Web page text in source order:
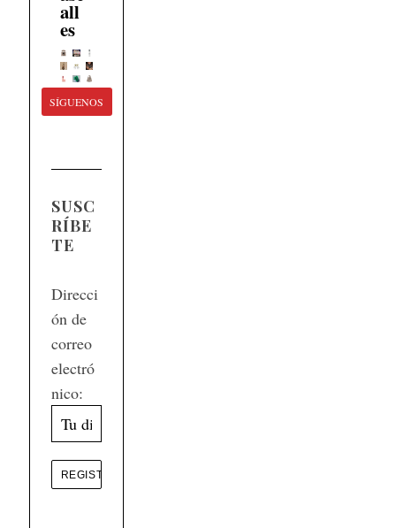
all
es
SÍGUENOS
SUSC
RÍBE
TE
Direcci
ón de
correo
electró
nico: